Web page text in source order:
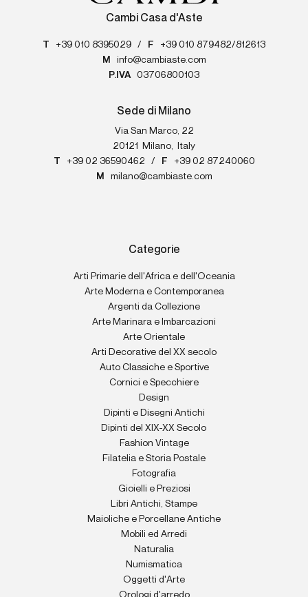
Cambi Casa d'Aste
T +39 010 8395029 / F
+39 010 879482/812613
M
info@cambiaste.com
P.IVA
03706800103
Sede di Milano
Via San Marco, 22
20121
Milano,
Italy
T
+39 02 36590462 / F
+39 02 87240060
M
milano@cambiaste.com
Categorie
Arti Primarie dell'Africa e dell'Oceania
Arte Moderna e Contemporanea
Argenti da Collezione
Arte Marinara e Imbarcazioni
Arte Orientale
Arti Decorative del XX secolo
Auto Classiche e Sportive
Cornici e Specchiere
Design
Dipinti e Disegni Antichi
Dipinti del XIX-XX Secolo
Fashion Vintage
Filatelia e Storia Postale
Fotografia
Gioielli e Preziosi
Libri Antichi, Stampe
Maioliche e Porcellane Antiche
Mobili ed Arredi
Naturalia
Numismatica
Oggetti d'Arte